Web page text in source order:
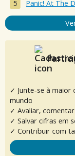
Panic! At The
✓ Junte-se à maior
mundo
✓ Avaliar,
✓ Salvar cifras em
✓ Contribuir com